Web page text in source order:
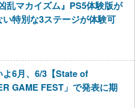
乱マカイズム』PS5体験版が
特別な3ステージが体験可
よ6月、6/3【State of
GAME FEST」で発表に期